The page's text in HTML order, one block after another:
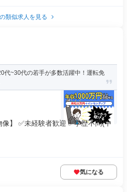
類似求人を見る
代~30代の若手が多数活躍中！運転免
】 ✅未経験者歓迎 ✅学歴不問(中
気になる